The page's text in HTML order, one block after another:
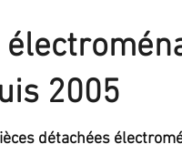
2005
détachées